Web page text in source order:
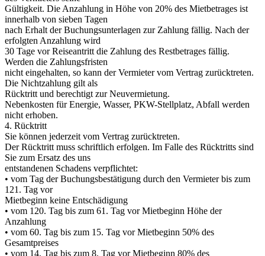
Gültigkeit. Die Anzahlung in Höhe von 20% des Mietbetrages ist
innerhalb von sieben Tagen
nach Erhalt der Buchungsunterlagen zur Zahlung fällig. Nach der
erfolgten Anzahlung wird
30 Tage vor Reiseantritt die Zahlung des Restbetrages fällig.
Werden die Zahlungsfristen
nicht eingehalten, so kann der Vermieter vom Vertrag zurücktreten.
Die Nichtzahlung gilt als
Rücktritt und berechtigt zur Neuvermietung.
Nebenkosten für Energie, Wasser, PKW-Stellplatz, Abfall werden
nicht erhoben.
4. Rücktritt
Sie können jederzeit vom Vertrag zurücktreten.
Der Rücktritt muss schriftlich erfolgen. Im Falle des Rücktritts sind
Sie zum Ersatz des uns
entstandenen Schadens verpflichtet:
• vom Tag der Buchungsbestätigung durch den Vermieter bis zum
121. Tag vor
Mietbeginn keine Entschädigung
• vom 120. Tag bis zum 61. Tag vor Mietbeginn Höhe der
Anzahlung
• vom 60. Tag bis zum 15. Tag vor Mietbeginn 50% des
Gesamtpreises
• vom 14. Tag bis zum 8. Tag vor Mietbeginn 80% des